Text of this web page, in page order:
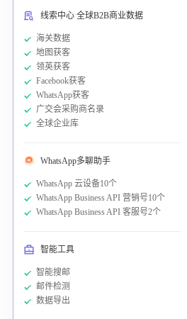
线索中心 全球B2B商业数据
海关数据
地图获客
领英获客
Facebook获客
WhatsApp获客
广交会采购商名录
全球企业库
WhatsApp多聊助手
WhatsApp 云设备10个
WhatsApp Business API 营销号10个
WhatsApp Business API 客服号2个
智能工具
智能搜邮
邮件检测
数据导出